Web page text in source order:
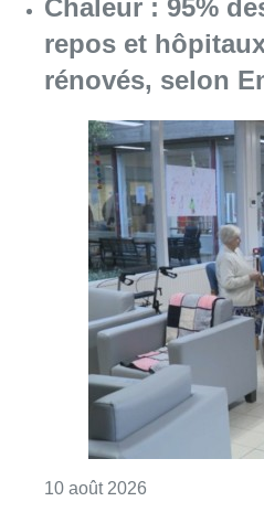
Chaleur : 95%
repos et
rénovés, selon
10 août 2026